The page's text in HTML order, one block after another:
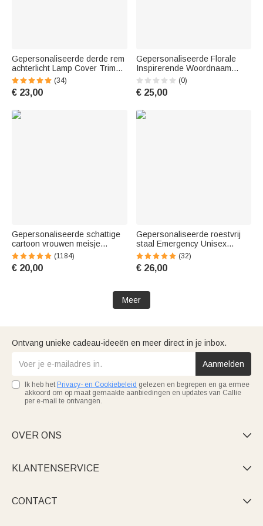
Gepersonaliseerde derde rem
achterlicht Lamp Cover Trim
compatibel met JLU JKU
exterieur accessoires kerst
verjaardag Gift voor Jeep Car
(34)
€ 23,00
Gepersonaliseerde Florale
Inspirerende Woordnaam
Frosted 20 oz Glazen Kop met
Deksel en Rietje Moederdag
Verjaardag Incentive Gift voor
(0)
€ 25,00
Gepersonaliseerde schattige
cartoon vrouwen meisje
geboorte bloem Jute tas met
naam bruiloft verjaardag
Moederdag cadeau voor haar
(1184)
€ 20,00
Gepersonaliseerde roestvrij
staal Emergency Unisex
Medische Alarm ID Armband
met gegraveerde berichten
Thoughtful Verjaardagscadeau
(32)
€ 26,00
Meer
Ontvang unieke cadeau-ideeën en meer direct in je inbox.
Aanmelden
Ik heb het Privacy- en Cookiebeleid gelezen en begrepen en ga ermee
akkoord om op maat gemaakte aanbiedingen en updates van Callie
per e-mail te ontvangen.
OVER ONS 
KLANTENSERVICE 
CONTACT 